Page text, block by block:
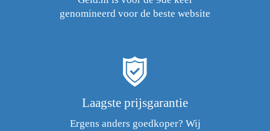
genomineerd voor de beste website
Laagste prijsgarantie
Ergens anders goedkoper? Wij